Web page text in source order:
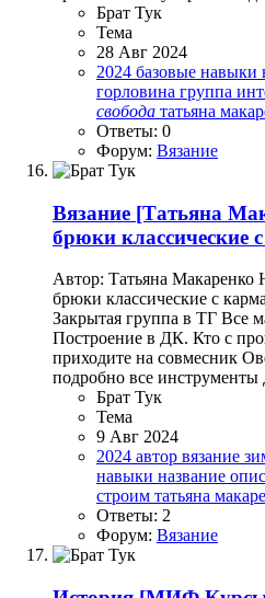
Брат Тук
Тема
28 Авг 2024
2024 базовые навыки
горловина группа
свобода татьяна
Ответы: 0
Форум: Вязание
Вязание [Татьяна
брюки классические
Автор: Татьяна Макаренко
брюки классические с
Закрытая группа в ТГ Все
Построение в ДК. Кто с
приходите на совмесник
подробно все
Брат Тук
Тема
9 Авг 2024
2024 автор вязание
навыки название
строим татьяна
Ответы: 2
Форум: Вязание